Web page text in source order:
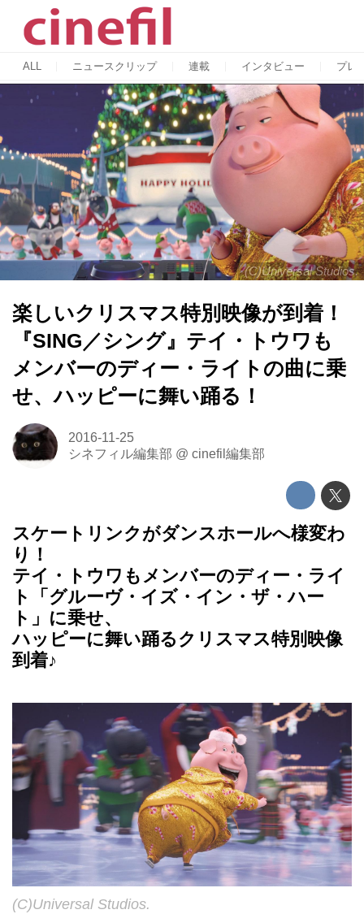
ALL ニュースクリップ 連載 インタビュー プレ
(C)Universal Studios.
楽しいクリスマス特別映像が到着！
『SING／シング』テイ・トウワも
メンバーのディー・ライトの曲に乗
せ、ハッピーに舞い踊る！
2016-11-25
シネフィル編集部 @ cinefil編集部
スケートリンクがダンスホールへ様変わ
り！
テイ・トウワもメンバーのディー・ライ
ト「グルーヴ・イズ・イン・ザ・ハー
ト」に乗せ、
ハッピーに舞い踊るクリスマス特別映像
到着♪
(C)Universal Studios.